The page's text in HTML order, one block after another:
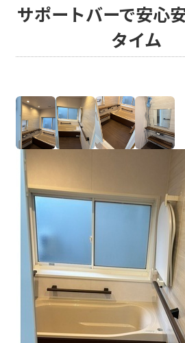
サポートバーで安心
タイム